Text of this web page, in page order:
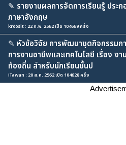
✎ รายงานผลการจัดการเรียนรู้ ประ
ภาษาอังกฤษ
kroosit : 22 ก.พ. 2562 เปิด 104669 ครั้ง
✎ หัวข้อวิจัย การพัฒนาชุดกิจกรรมกา
การงานอาชีพและเทคโนโลยี เรื่อง ง
ท้องถิ่น สำหรับนักเรียนชั้นป
iTawan : 20 ส.ค. 2562 เปิด 104628 ครั้ง